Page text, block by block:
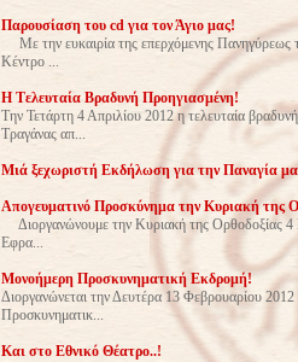
Παρουσίαση του cd για τον Άγιο μας!
Με την ευκαιρία της επερχόμενης Πανηγύρεως
Κέντρο ...
H Tελευταία Βραδυνή Προηγιασμένη!
Την Τετάρτη 4 Απριλίου 2012 η τελευταία
Τραγάνας απ...
Μιά ξεχωριστή Εκδήλωση για την Παναγία
Απογευματινό Προσκύνημα την Κυριακή της
Διοργανώνουμε την Κυριακή της Ορθοδοξίας
Εφρα...
Μονοήμερη Προσκυνηματική Εκδρομή!
Διοργανώνεται την Δευτέρα 13 Φεβρουαρίου
Προσκυνηματικ...
Και στο Εθνικό Θέατρο..!